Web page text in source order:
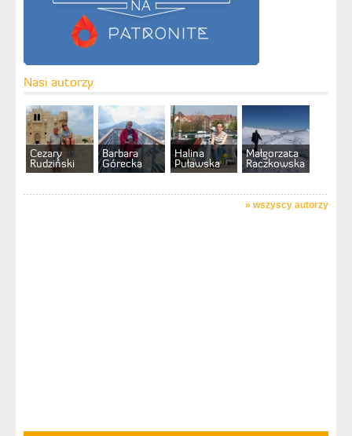
Nasi autorzy
Cezary
Rudziński
Barbara
Górecka
Halina
Puławska
Małgorzata
Raczkowska
» wszyscy autorzy